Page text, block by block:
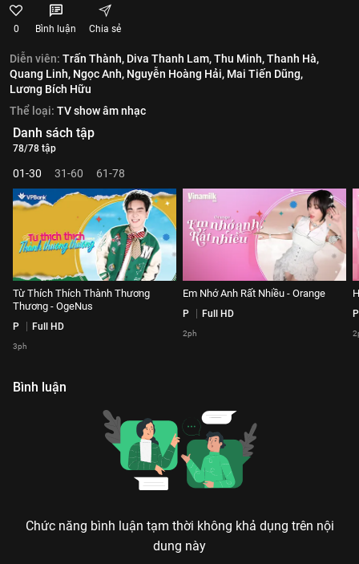
0 Bình luận Chia sẻ
Diễn viên: Trấn Thành, Diva Thanh Lam,Thu Minh,Thanh Hà,
Quang Linh, Ngọc Anh, Nguyễn Hoàng Hải, Mai Tiến Dũng,
Lương Bích Hữu
Thể loại: TV show âm nhạc
Danh sách tập
78/78 tập
01-30 31-60 61-78
Từ Thích Thích Thành Thương
Thương - OgeNus
P Full HD
3ph
Em Nhớ Anh Rất Nhiều - Orange
P Full HD
2ph
P
Bình luận
Chức năng bình luận tạm thời không khả dụng trên nội
dung này